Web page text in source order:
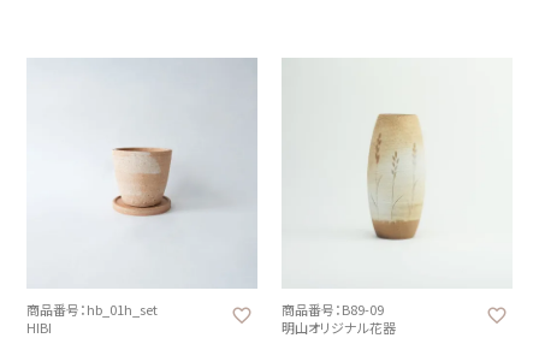
商品番号：hb_01h_set
HIBI
商品番号：B89-09
明山オリジナル花器